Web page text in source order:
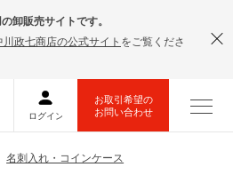
卸販売サイトです。
川政七商店の公式サイト をご覧くださ
名刺入れ・コインケース